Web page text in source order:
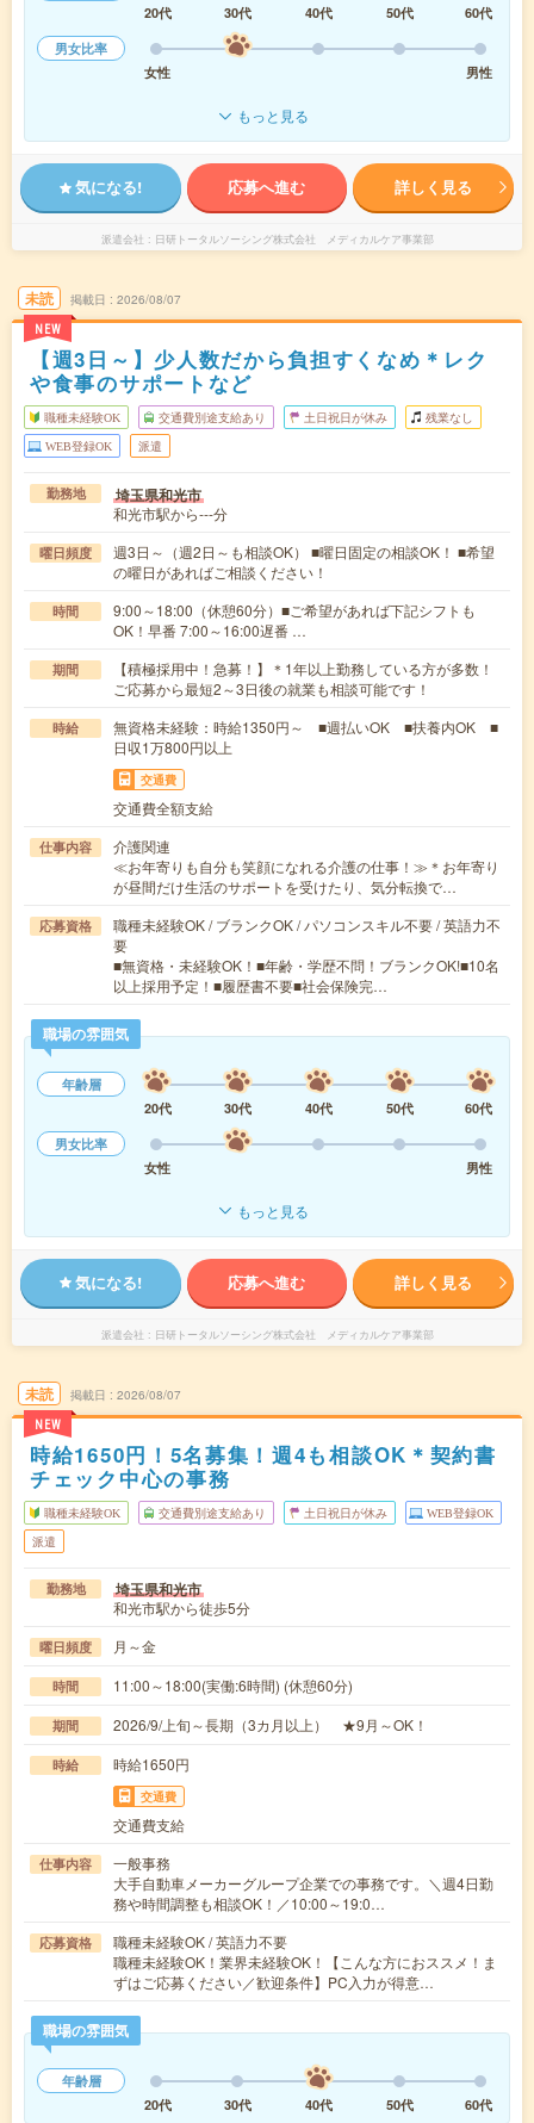
20代
30代 40代 50代
60代
男女比率
女性
男性
もっと見る
気になる! 応募へ進む 詳しく見る
派遣会社 日研トータルソーシング株式会社 メディカルケア事業部
未読
NEW
掲載日 2026/08/07
【週3日～】少人数だから負担すくなめ＊レク
や食事のサポートなど
職種未経験OK 交通費別途支給あり 土日祝日が休み 残業なし
WEB登録OK 派遣
勤務地 埼玉県和光市
和光市駅から---分
曜日頻度
週3日～（週2日～も相談OK） ■曜日固定の相談OK！ ■希望
の曜日があればご相談ください！
時間
9:00～18:00（休憩60分）■ご希望があれば下記シフトも
OK！早番 7:00～16:00遅番 …
期間
【積極採用中！急募！】＊1年以上勤務している方が多数！
ご応募から最短2～3日後の就業も相談可能です！
時給
無資格未経験：時給1350円～ ■週払いOK ■扶養内OK ■
日収1万800円以上
交通費
交通費全額支給
仕事内容
介護関連
≪お年寄りも自分も笑顔になれる介護の仕事！≫＊お年寄り
が昼間だけ生活のサポートを受けたり、気分転換で…
応募資格
職種未経験OK / ブランクOK / パソコンスキル不要 / 英語力不
要
■無資格・未経験OK！■年齢・学歴不問！ブランクOK!■10名
以上採用予定！■履歴書不要■社会保険完…
職場の雰囲気
年齢層
20代
30代 40代 50代
60代
男女比率
女性
男性
もっと見る
気になる! 応募へ進む 詳しく見る
派遣会社 日研トータルソーシング株式会社 メディカルケア事業部
未読
NEW
掲載日 2026/08/07
時給1650円！5名募集！週4も相談OK＊契約書
チェック中心の事務
職種未経験OK 交通費別途支給あり 土日祝日が休み WEB登録OK
派遣
勤務地 埼玉県和光市
和光市駅から徒歩5分
曜日頻度 月～金
時間 11:00～18:00(実働:6時間) (休憩60分)
期間 2026/9/上旬～長期（3カ月以上） ★9月～OK！
時給 時給1650円
交通費
交通費支給
仕事内容
一般事務
大手自動車メーカーグループ企業での事務です。＼週4日勤
務や時間調整も相談OK！／10:00～19:0…
応募資格
職種未経験OK / 英語力不要
職種未経験OK！業界未経験OK！【こんな方におススメ！ま
ずはご応募ください／歓迎条件】PC入力が得意…
職場の雰囲気
年齢層
20代
30代 40代 50代 60代